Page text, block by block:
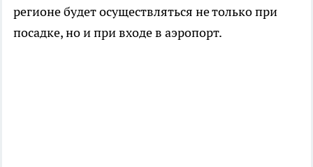
регионе будет осуществляться не только при
посадке, но и при входе в аэропорт.